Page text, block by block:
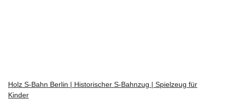
Holz S-Bahn Berlin | Historischer S-Bahnzug | Spielzeug für
Kinder